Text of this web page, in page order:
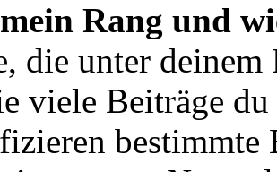
Rang und
die unter deinem
viele Beiträge
bestimmte